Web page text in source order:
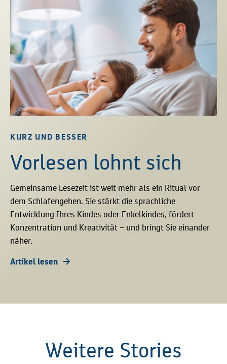
KURZ UND BESSER
Vorlesen lohnt sich
Gemeinsame Lesezeit ist weit mehr als ein Ritual vor
dem Schlafengehen. Sie stärkt die sprachliche
Entwicklung Ihres Kindes oder Enkelkindes, fördert
Konzentration und Kreativität – und bringt Sie einander
näher.
Artikel lesen
Weitere Stories